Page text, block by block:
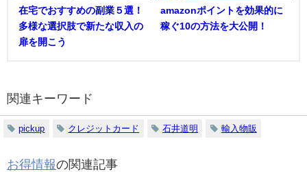
在宅でおすすめの副業５選！
多様な選択肢で新たな収入の
扉を開こう
amazonポイントを効果的に
稼ぐ10の方法を大公開！
関連キーワード
pickup クレジットカード 石井道明 輸入物販
お得情報の関連記事